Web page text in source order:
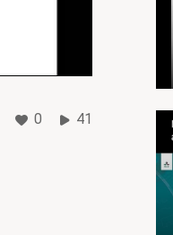
0 41